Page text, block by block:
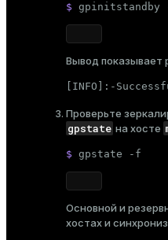
$ gpinitstandby -
Вывод показывает
[INFO]:-
Проверьте
gpstate на хосте
$ gpstate -f
Основной и
хостах и